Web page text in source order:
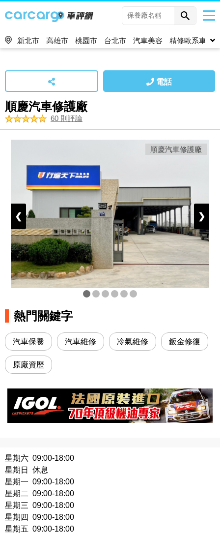
新北市 高雄市 桃園市 台北市 汽車美容 精修歐系車
電話
順慶汽車修護廠
60 則評論
順慶汽車修護廠
❮ ❯
熱門關鍵字
汽車保養 汽車維修 冷氣維修 鈑金修復
原廠資歷
星期六 09:00-18:00
星期日 休息
星期一 09:00-18:00
星期二 09:00-18:00
星期三 09:00-18:00
星期四 09:00-18:00
星期五 09:00-18:00